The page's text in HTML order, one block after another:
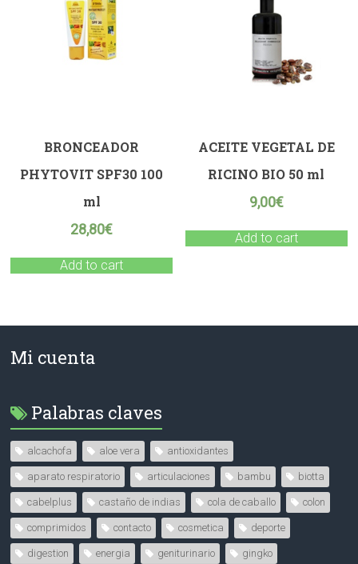
BRONCEADOR
PHYTOVIT SPF30 100
ml
28,80€
Add to cart
ACEITE VEGETAL DE
RICINO BIO 50 ml
9,00€
Add to cart
Mi cuenta
Palabras claves
alcachofa aloe vera antioxidantes
aparato respiratorio articulaciones bambu biotta
cabelplus castaño de indias cola de caballo colon
comprimidos contacto cosmetica deporte
digestion energia geniturinario gingko